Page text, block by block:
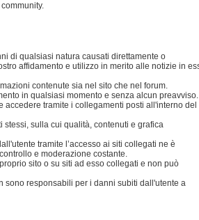
di qualsiasi natura causati direttamente o
affidamento e utilizzo in merito alle notizie in
contenute sia nel sito che nel forum.
in qualsiasi momento e senza alcun preavviso.
tramite i collegamenti posti all'interno del
sulla cui qualità, contenuti e grafica
tramite l’accesso ai siti collegati ne è
e moderazione costante.
sito o su siti ad esso collegati e non può
sono responsabili per i danni subiti dall'utente a